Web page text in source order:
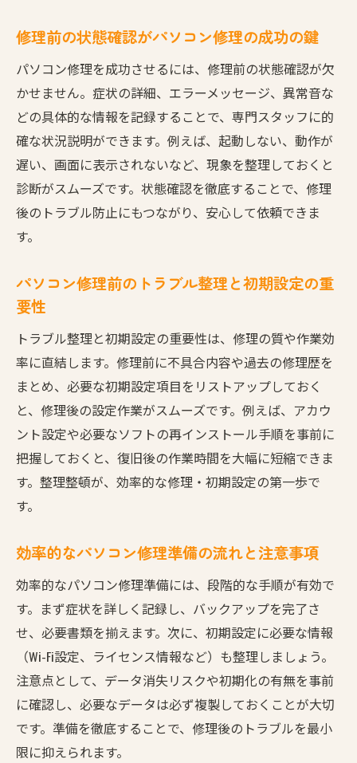
修理前の状態確認がパソコン修理の成功の鍵
パソコン修理を成功させるには、修理前の状態確認が欠
かせません。症状の詳細、エラーメッセージ、異常音な
どの具体的な情報を記録することで、専門スタッフに的
確な状況説明ができます。例えば、起動しない、動作が
遅い、画面に表示されないなど、現象を整理しておくと
診断がスムーズです。状態確認を徹底することで、修理
後のトラブル防止にもつながり、安心して依頼できま
す。
パソコン修理前のトラブル整理と初期設定の重
要性
トラブル整理と初期設定の重要性は、修理の質や作業効
率に直結します。修理前に不具合内容や過去の修理歴を
まとめ、必要な初期設定項目をリストアップしておく
と、修理後の設定作業がスムーズです。例えば、アカウ
ント設定や必要なソフトの再インストール手順を事前に
把握しておくと、復旧後の作業時間を大幅に短縮できま
す。整理整頓が、効率的な修理・初期設定の第一歩で
す。
効率的なパソコン修理準備の流れと注意事項
効率的なパソコン修理準備には、段階的な手順が有効で
す。まず症状を詳しく記録し、バックアップを完了さ
せ、必要書類を揃えます。次に、初期設定に必要な情報
（Wi-Fi設定、ライセンス情報など）も整理しましょう。
注意点として、データ消失リスクや初期化の有無を事前
に確認し、必要なデータは必ず複製しておくことが大切
です。準備を徹底することで、修理後のトラブルを最小
限に抑えられます。